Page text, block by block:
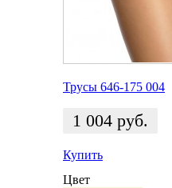
Трусы 646-175 004
1 004 руб.
Купить
Цвет